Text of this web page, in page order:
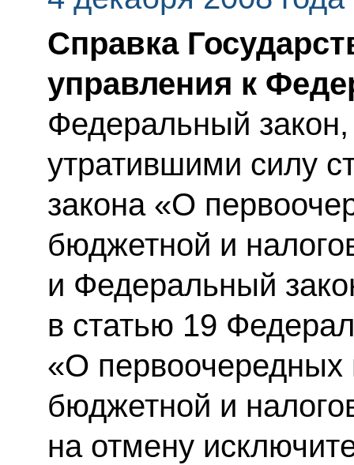
Справка
управления к
Федеральный
утратившими силу
закона «О
бюджетной и
и Федеральный
в статью 19
«О первоочередных
бюджетной и
на отмену